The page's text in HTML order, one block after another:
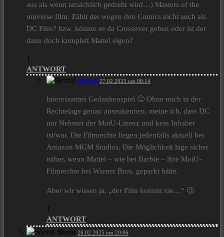
aus als wenn tatsächlich gedreht wird…) Masters of the
universe film. Zählt der wegen den Comics nicht auch als
DC Film? bzw. könnte es da Crossover geben oder ist der
dann doch komplett Mattel eigen?
1
ANTWORT
Bernd 27.02.2025 um 08:14
Interessantes Gedankenspiel 🙂 Ohne mich in der
Rechtelage genau auszukennen, meine ich, dass DC
nur Nehmer der MotU-Lizenz und kein Inhaber
ist/war. Die Filmrechte liegen jedenfalls aktuell bei
Amazon MGM Studios. Die Möglichkeit läge sicher
näher, wenn Mattel – wie bei Barbie – ihre MotU-
Filmrechte bei Warner Bros. geparkt hätte.
Aber wir wissen ja, „der Film kommt nie…“ 😉
1
ANTWORT
Sören 26.02.2025 um 20:06